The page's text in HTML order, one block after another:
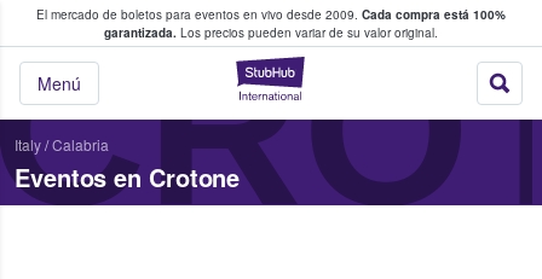
El mercado de boletos para eventos en vivo desde 2009. Cada compra está 100%
garantizada. Los precios pueden variar de su valor original.
StubHub: donde
Menú
fans compran y venden boletos
Italy/Calabria
Eventos en Crotone